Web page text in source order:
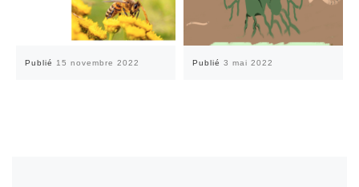
Publié 15 novembre 2022 Publié 3 mai 2022